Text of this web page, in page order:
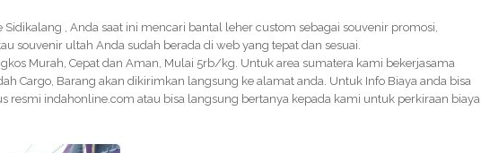
Sidikalang , Anda saat ini mencari bantal leher custom sebagai souvenir promosi,
souvenir ultah Anda sudah berada di web yang tepat dan sesuai.
Murah, Cepat dan Aman, Mulai 5rb/kg. Untuk area sumatera kami bekerjasama
Cargo, Barang akan dikirimkan langsung ke alamat anda. Untuk Info Biaya anda bisa
resmi indahonline.com atau bisa langsung bertanya kepada kami untuk perkiraan biaya